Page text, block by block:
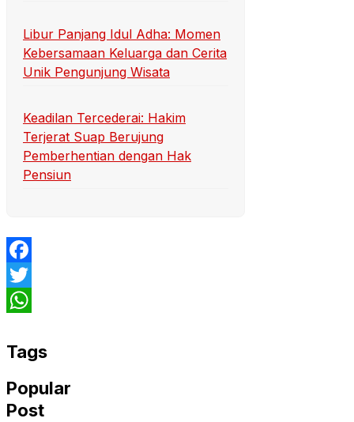
Libur Panjang Idul Adha: Momen
Kebersamaan Keluarga dan Cerita
Unik Pengunjung Wisata
Keadilan Tercederai: Hakim
Terjerat Suap Berujung
Pemberhentian dengan Hak
Pensiun
Facebook
Twitter
Tags
Popular
Post